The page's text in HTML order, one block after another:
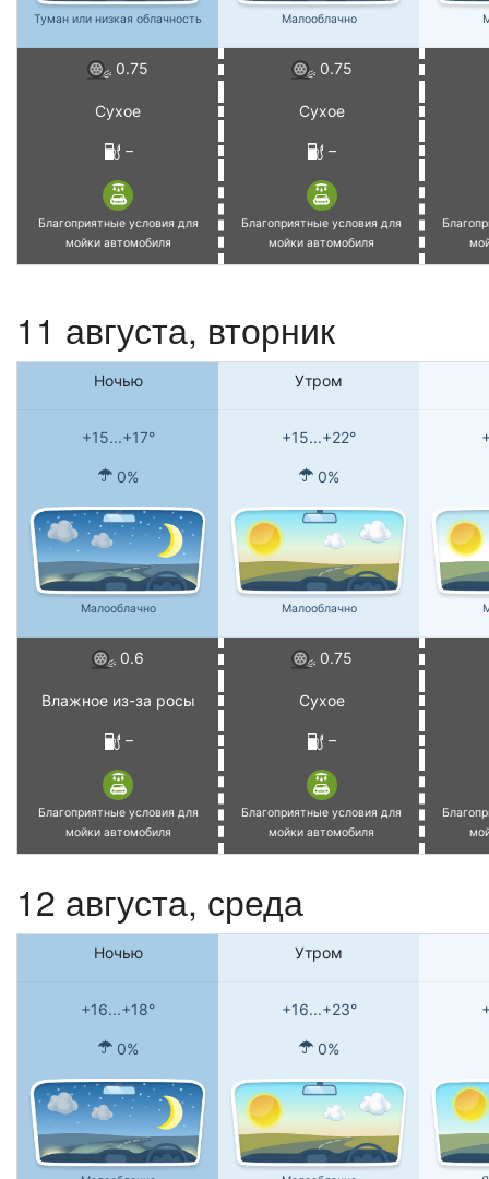
Туман или низкая облачность Малооблачно
0.75 0.75
Сухое Сухое
– –
Благоприятные условия для
мойки автомобиля
Благоприятные условия для
мойки автомобиля
11 августа, вторник
Ночью Утром
+15...+17° +15...+22°
0% 0%
Малооблачно Малооблачно
0.6 0.75
Влажное из-за росы Сухое
– –
Благоприятные условия для
мойки автомобиля
Благоприятные условия для
мойки автомобиля
12 августа, среда
Ночью Утром
+16...+18° +16...+23°
0% 0%